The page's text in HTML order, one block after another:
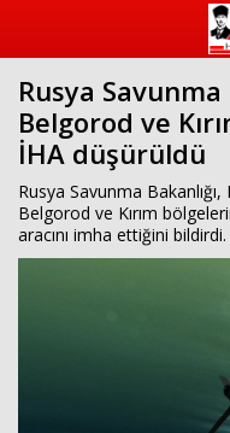
Rusya
Belgorod ve
İHA düşürüldü
Rusya Savunma
Belgorod ve Kırım
aracını imha ettiğini bildirdi.